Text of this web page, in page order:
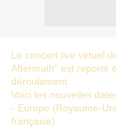
Le concert live virtuel
Aftermath" est reporté
déroulement.
Voici les nouvelles
- Europe (Royaume-
française)